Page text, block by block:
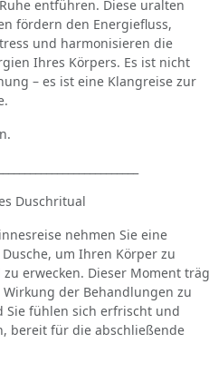
entführen. Diese uralten
fördern den Energiefluss,
und harmonisieren die
Ihres Körpers. Es ist nicht
– es ist eine Klangreise zur
Duschritual
nehmen Sie eine
um Ihren Körper zu
erwecken. Dieser Moment
der Behandlungen zu
Sie fühlen sich erfrischt und
bereit für die abschließende